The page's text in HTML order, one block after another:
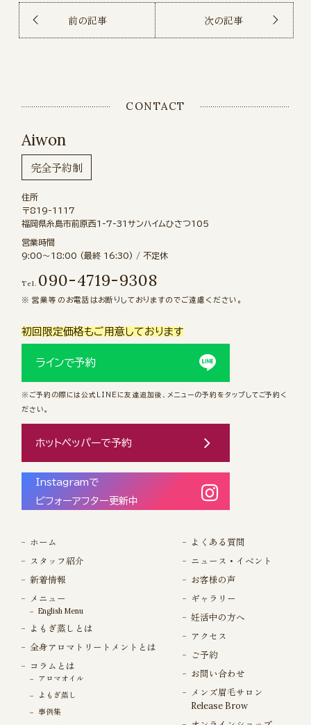
前の記事 次の記事
CONTACT
Aiwon
完全予約制
住所
〒819-1117
福岡県糸島市前原西1-7-31サンハイムひさつ105
営業時間
9:00〜18:00 (最終 16:30) / 不定休
Tel. 090-4719-9308
営業等のお電話はお断りしておりますのでご遠慮ください。
初回限定価格もご用意しております
ラインで予約
※ご予約の際には公式LINEに友達追加後、メニューの予約をタップしてご予約く
ださい。
ホットペッパーで予約
Instagramで
ビフォーアフター更新中
ホーム
スタッフ紹介
新着情報
メニュー
English Menu
よもぎ蒸しとは
全身アロマトリートメントとは
コラムとは
アロマオイル
よもぎ蒸し
事例集
よくある質問
ニュース・イベント
お客様の声
ギャラリー
妊活中の方へ
アクセス
ご予約
お問い合わせ
メンズ眉毛サロン
Release Brow